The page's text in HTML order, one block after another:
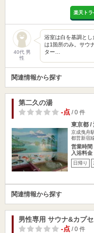
楽天トラ
40代 男
性
浴室は白を基調と
は1箇所のみ。サウ
ター…
関連情報から探す
第二久の湯
-点/ 0 件
東京都 /
京成曳舟
都営新宿
営業時間
入浴料金
日帰り
関連情報から探す
男性専用 サウナ&カプ
-点/ 0 件